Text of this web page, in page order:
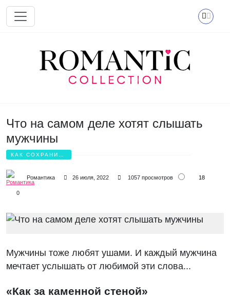
Перейти к основному содержанию
Что на самом деле хотят слышать
мужчины
КАК СОХРАНИТЬ
Романтика 26 июля, 2022 1057 просмотров 18
0
Мужчины тоже любят ушами. И каждый мужчина
мечтает услышать от любимой эти слова...
«Как за каменной стеной»